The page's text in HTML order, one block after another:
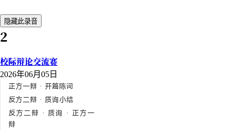
隐藏此录音
2
校际辩论交流赛
2026年06月05日
正方一辩 · 开篇陈词
反方二辩 · 质询小结
反方二辩 · 质询 · 正方一
辩